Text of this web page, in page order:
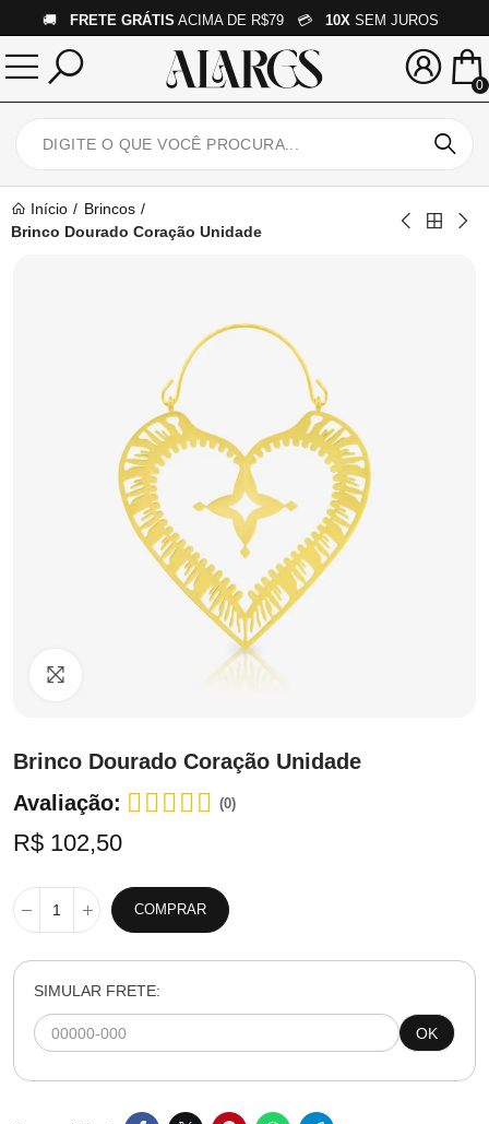
🚚 FRETE GRÁTIS ACIMA DE R$79 💳 10X SEM JUROS
0
Início
Brincos
Brinco Dourado Coração Unidade
Clique para ampliar
Brinco Dourado Coração Unidade
Avaliação:
(0)
R$ 102,50
COMPRAR
SIMULAR FRETE:
OK